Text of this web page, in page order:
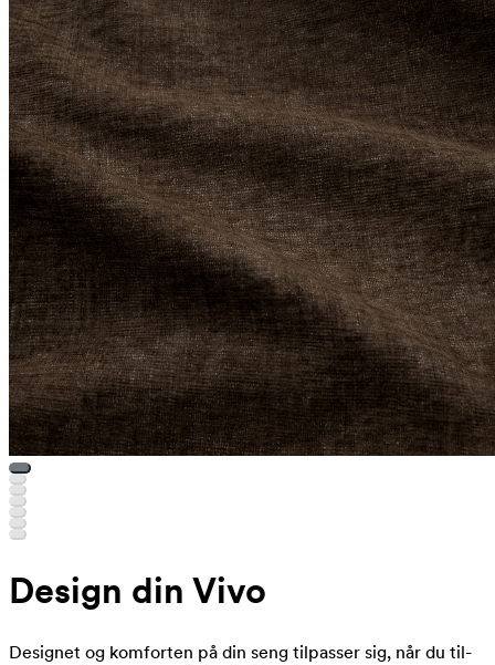
Design din Vivo
Designet og komforten på din seng tilpasser sig, når du til-